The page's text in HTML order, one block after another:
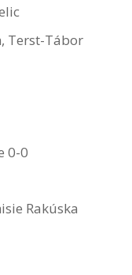
Terst-Tábor
0-0
Rakúska